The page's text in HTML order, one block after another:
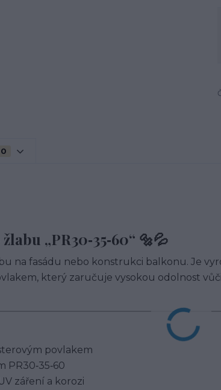
0
„PR30‑35‑60“ 🔩💦
na fasádu nebo konstrukci balkonu. Je
který zaručuje vysokou odolnost
povlakem
PR30‑35‑60
záření a korozi